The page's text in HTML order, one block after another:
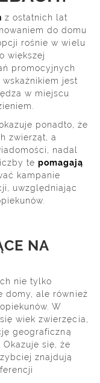
z ostatnich lat
do domu
rośnie w wielu
większej
promocyjnych
jest
w miejscu
ponadto, że
zwierząt, a
nadal
tepomagają
kampanie
uwzględniając
NA
nie tylko
domy, ale również
W
wiek zwierzęcia,
geograficzną
się, że
znajdują